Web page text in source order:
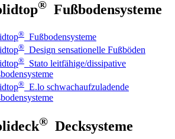
® Fußbodensysteme
® Fußbodensysteme
® Design sensationelle Fußböden
® Stato leitfähige/dissipative
® E.lo schwachaufzuladende
® Decksysteme